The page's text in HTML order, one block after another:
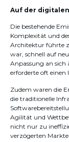
Auf der
Die bestehende
Komplexität und
Architektur führte
war, schnell auf
Anpassung an sich
erforderte oft einen
Zudem waren die
die traditionelle
Agilität und
nicht nur zu
verzögerten